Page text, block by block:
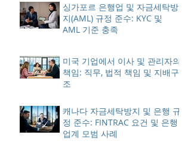
싱가포르 은행업 및 자금세탁방
지(AML) 규정 준수: KYC 및
AML 기준 충족
미국 기업에서 이사 및 관리자의
책임: 직무, 법적 책임 및 지배구
조
캐나다 자금세탁방지 및 은행 규
정 준수: FINTRAC 요건 및 은행
업계 모범 사례